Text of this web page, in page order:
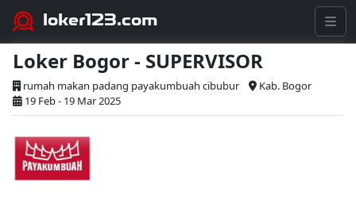
loker123.com
Loker Bogor - SUPERVISOR
rumah makan padang payakumbuah cibubur
Kab. Bogor
19 Feb - 19 Mar 2025